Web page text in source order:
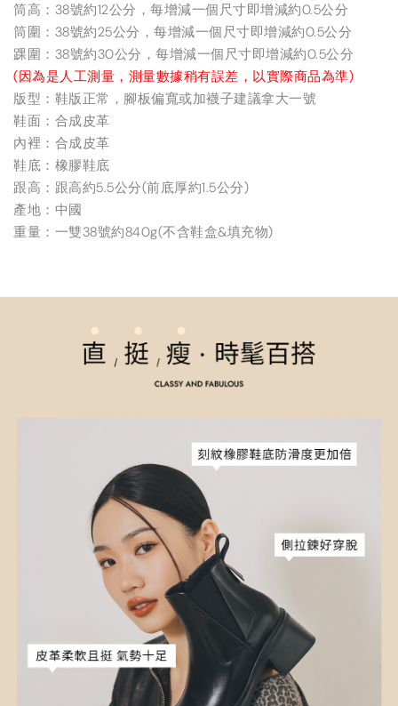
筒高：38號約12公分，每增減一個尺寸即增減約0.5公分
筒圍：38號約25公分，每增減一個尺寸即增減約0.5公分
踝圍：38號約30公分，每增減一個尺寸即增減約0.5公分
(因為是人工測量，測量數據稍有誤差，以實際商品為準)
版型：鞋版正常，腳板偏寬或加襪子建議拿大一號
鞋面：合成皮革
內裡：合成皮革
鞋底：橡膠鞋底
跟高：跟高約5.5公分(前底厚約1.5公分)
產地：中國
重量：一雙38號約840g(不含鞋盒&填充物)